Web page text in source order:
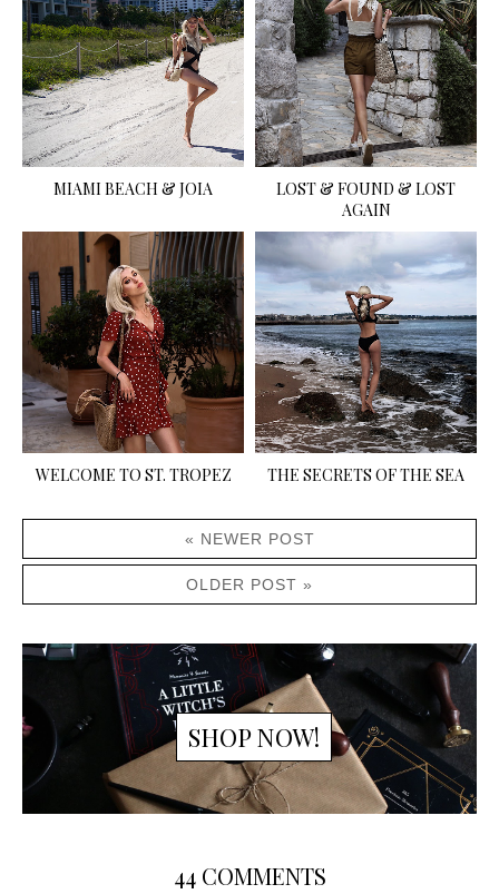
MIAMI BEACH & JOIA
LOST & FOUND & LOST
AGAIN
WELCOME TO ST. TROPEZ THE SECRETS OF THE SEA
« NEWER POST
OLDER POST »
SHOP NOW!
44 COMMENTS